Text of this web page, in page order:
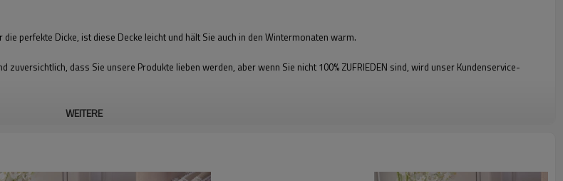
perfekte Dicke, ist diese Decke leicht und hält Sie auch in den Wintermonaten warm.
dass Sie unsere Produkte lieben werden, aber wenn Sie nicht 100% ZUFRIEDEN sind, wird unser Kundenservice-
WEITERE